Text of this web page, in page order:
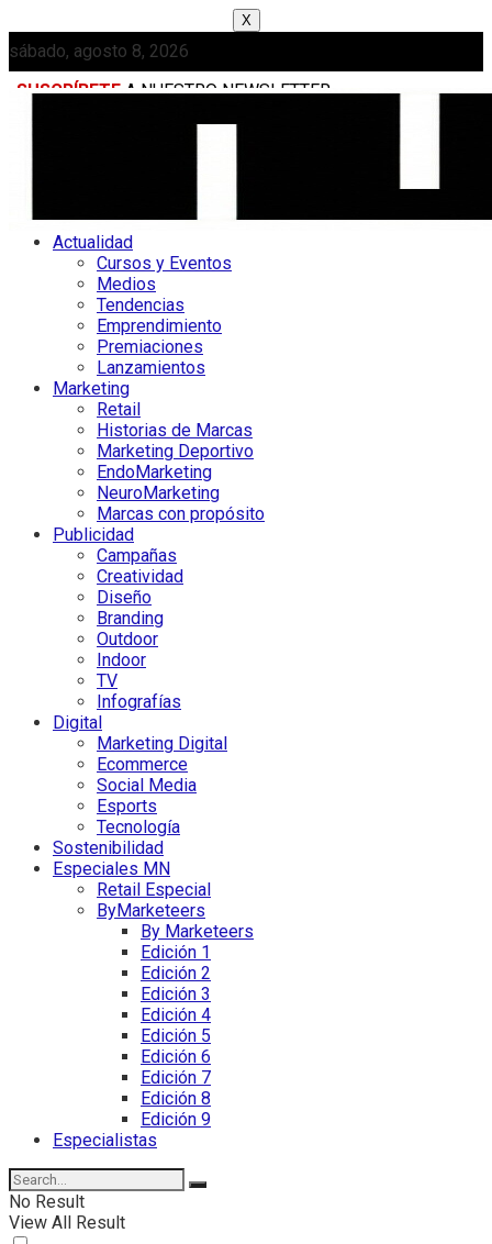
X
sábado, agosto 8, 2026
SUSCRÍBETE A NUESTRO NEWSLETTER
Actualidad
Cursos y Eventos
Medios
Tendencias
Emprendimiento
Premiaciones
Lanzamientos
Marketing
Retail
Historias de Marcas
Marketing Deportivo
EndoMarketing
NeuroMarketing
Marcas con propósito
Publicidad
Campañas
Creatividad
Diseño
Branding
Outdoor
Indoor
TV
Infografías
Digital
Marketing Digital
Ecommerce
Social Media
Esports
Tecnología
Sostenibilidad
Especiales MN
Retail Especial
ByMarketeers
By Marketeers
Edición 1
Edición 2
Edición 3
Edición 4
Edición 5
Edición 6
Edición 7
Edición 8
Edición 9
Especialistas
No Result
View All Result